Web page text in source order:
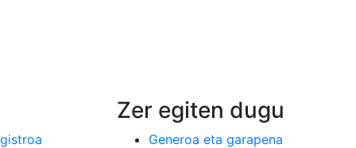
Zer egiten dugu
Generoa eta garapena